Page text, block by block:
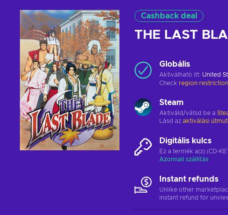
Cashback deal
THE LAST
Globális
Aktiválható itt: United
Check region
Steam
Aktiváld/vátsd be a
Lásd az aktiválási
Digitális kulcs
Ez a termék a(z) (CD-
Azonnali szállítás
Instant refunds
Unlike other
instant refund for